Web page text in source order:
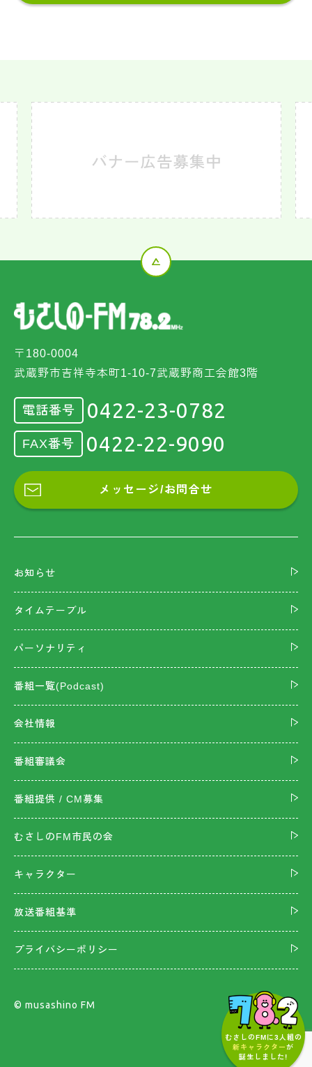
むさしのFMに3人組の
新キャラクターが
誕生しました!
〒180-0004
武蔵野市吉祥寺本町1-10-7武蔵野商工会館3階
電話番号 0422-23-0782
FAX番号 0422-22-9090
メッセージ/お問合せ
お知らせ
タイムテーブル
パーソナリティ
番組一覧(Podcast)
会社情報
番組審議会
番組提供 / CM募集
むさしのFM市民の会
キャラクター
放送番組基準
プライバシーポリシー
©︎ musashino FM